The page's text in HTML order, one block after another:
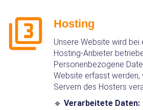
Hosting
Unsere Website wird bei
Hosting‑Anbieter
Personenbezogene
Website erfasst werden,
Servern des Hosters
🔹 Verarbeitete Daten: